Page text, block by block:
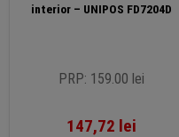
interior – UNIPOS FD7204D
PRP: 159.00 lei
147,72 lei